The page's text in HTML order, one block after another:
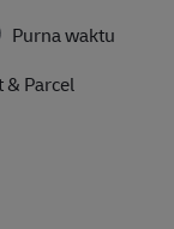
Purna waktu
& Parcel